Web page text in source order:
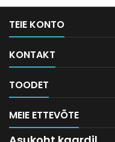
TEIE KONTO
KONTAKT
TOODET
MEIE ETTEVÕTE